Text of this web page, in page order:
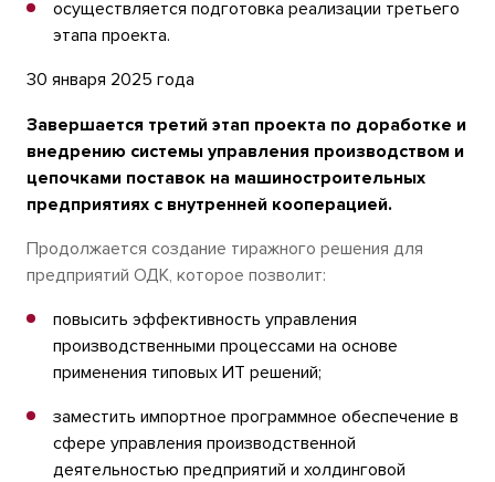
осуществляется подготовка реализации третьего
этапа проекта.
30 января 2025 года
Завершается третий этап проекта по доработке и
внедрению системы управления производством и
цепочками поставок на машиностроительных
предприятиях с внутренней кооперацией.
Продолжается создание тиражного решения для
предприятий ОДК, которое позволит:
повысить эффективность управления
производственными процессами на основе
применения типовых ИТ решений;
заместить импортное программное обеспечение в
сфере управления производственной
деятельностью предприятий и холдинговой